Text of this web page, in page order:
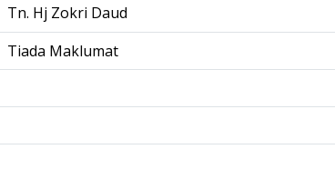
Tn. Hj Zokri Daud
Tiada Maklumat